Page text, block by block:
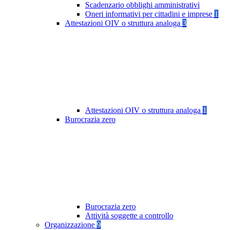
Scadenzario obblighi amministrativi
Oneri informativi per cittadini e imprese 1
Attestazioni OIV o struttura analoga 3
Attestazioni OIV o struttura analoga 1
Burocrazia zero
Burocrazia zero
Attività soggette a controllo
Organizzazione 9